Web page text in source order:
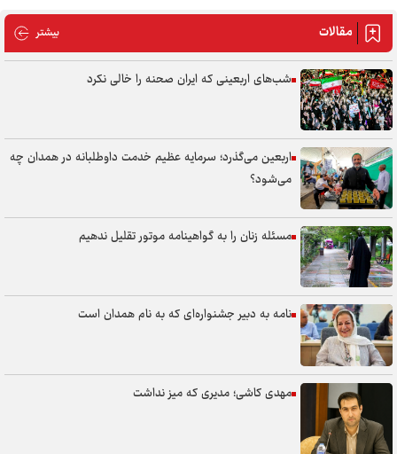
مقالات بیشتر مقالات
شب‌های اربعینی که ایران صحنه را خالی نکرد
اربعین می‌گذرد؛ سرمایه عظیم خدمت داوطلبانه در همدان چه
می‌شود؟
مسئله زنان را به گواهینامه موتور تقلیل ندهیم
نامه به دبیر جشنواره‌ای که به نام همدان است
مهدی کاشی؛ مدیری که میز نداشت